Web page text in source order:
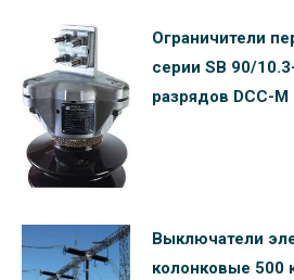
Ограничители
серии SB 90/
разрядов DCC-M
Выключатели
колонковые 500